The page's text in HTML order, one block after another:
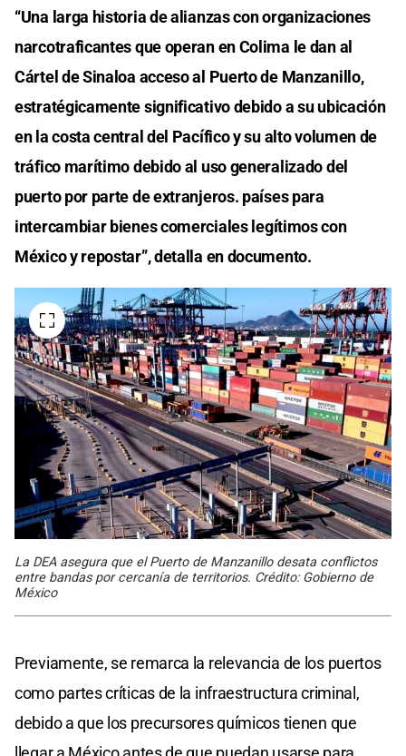
“Una larga historia de alianzas con organizaciones
narcotraficantes que operan en Colima le dan al
Cártel de Sinaloa acceso al Puerto de Manzanillo,
estratégicamente significativo debido a su ubicación
en la costa central del Pacífico y su alto volumen de
tráfico marítimo debido al uso generalizado del
puerto por parte de extranjeros. países para
intercambiar bienes comerciales legítimos con
México y repostar”, detalla en documento.
La DEA asegura que el Puerto de Manzanillo desata conflictos
entre bandas por cercanía de territorios. Crédito: Gobierno de
México
Previamente, se remarca la relevancia de los puertos
como partes críticas de la infraestructura criminal,
debido a que los precursores químicos tienen que